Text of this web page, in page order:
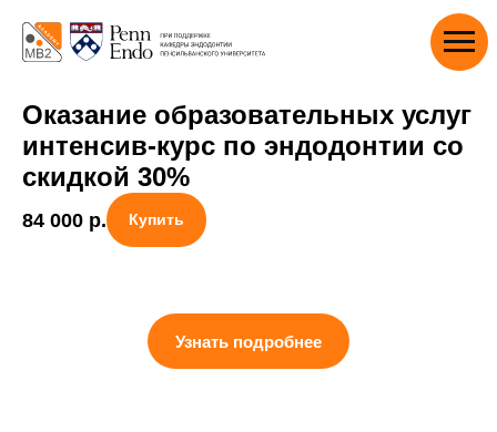
Оказание образовательных услуг
интенсив-курс по эндодонтии со
скидкой 30%
84 000 р. Купить
Узнать подробнее